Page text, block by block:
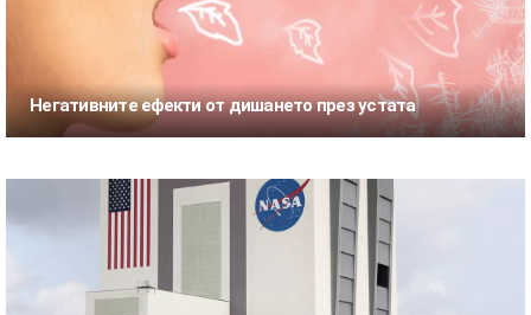
Негативните ефекти от дишането през устата